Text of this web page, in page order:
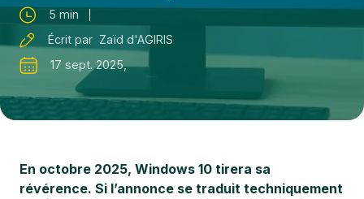
5 min
Écrit par Zaïd d'AGIRIS
17 sept. 2025,
En octobre 2025, Windows 10 tirera sa
révérence. Si l’annonce se traduit techniquement